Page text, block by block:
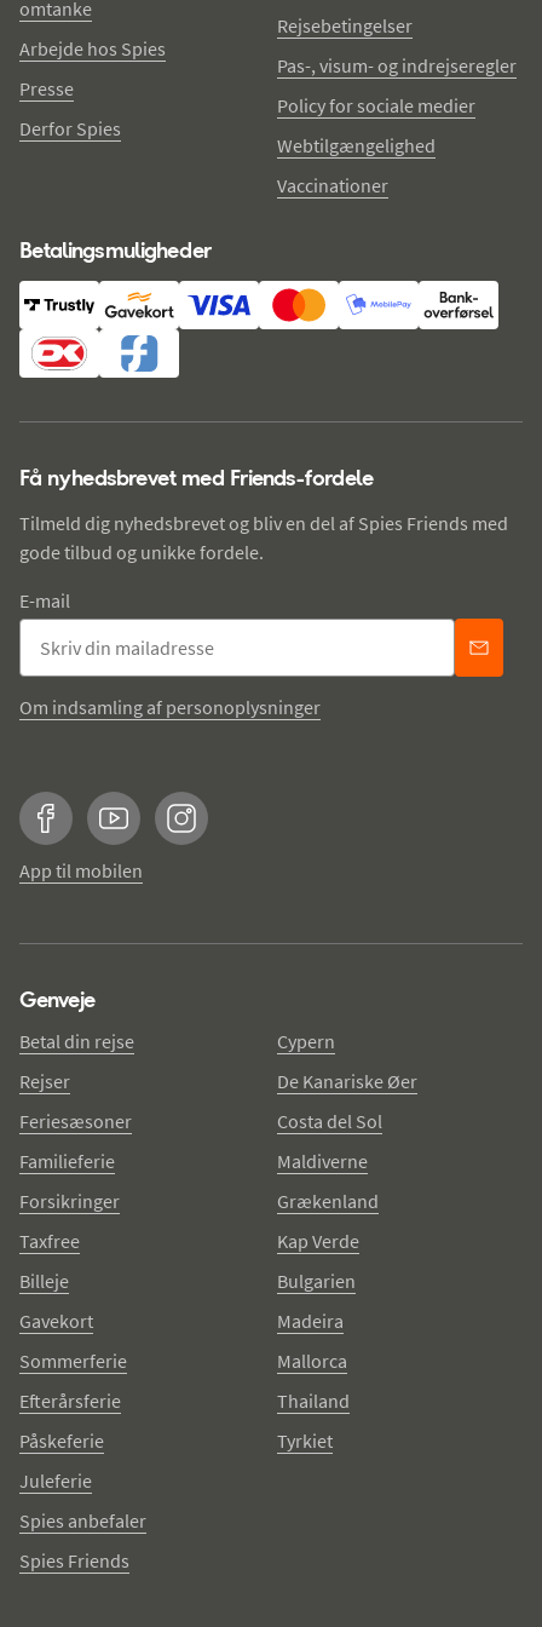
omtanke
Arbejde hos Spies
Presse
Derfor Spies
Rejsebetingelser
Pas-, visum- og indrejseregler
Policy for sociale medier
Webtilgængelighed
Vaccinationer
Betalingsmuligheder
Få nyhedsbrevet med Friends-fordele
Tilmeld dig nyhedsbrevet og bliv en del af Spies Friends med
gode tilbud og unikke fordele.
E-mail
Om indsamling af personoplysninger
FacebookYouTubeInstagram
App til mobilen
Genveje
Betal din rejse
Rejser
Feriesæsoner
Familieferie
Forsikringer
Taxfree
Billeje
Gavekort
Sommerferie
Efterårsferie
Påskeferie
Juleferie
Spies anbefaler
Spies Friends
Cypern
De Kanariske Øer
Costa del Sol
Maldiverne
Grækenland
Kap Verde
Bulgarien
Madeira
Mallorca
Thailand
Tyrkiet